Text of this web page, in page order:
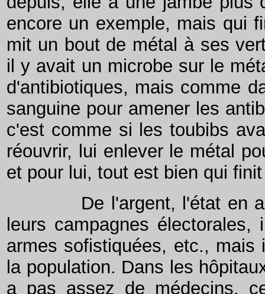
encore un exemple, mais qui
mit un bout de métal à ses
il y avait un microbe sur le
d'antibiotiques, mais comme
sanguine pour amener les
c'est comme si les toubibs
réouvrir, lui enlever le métal
et pour lui, tout est bien qui
De l'argent, l'état en a
leurs campagnes
armes sofistiquées, etc.,
la population. Dans les
a pas assez de médecins,